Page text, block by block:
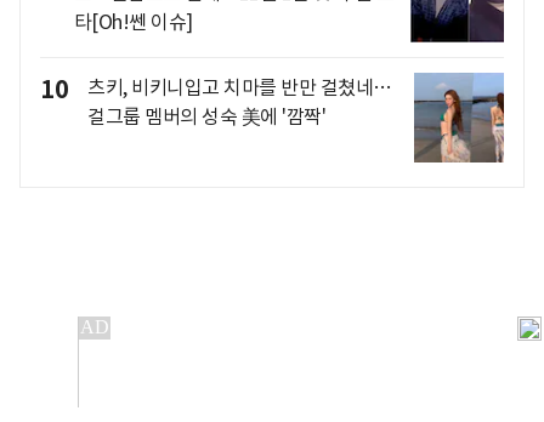
타[Oh!쎈 이슈]
10
츠키, 비키니입고 치마를 반만 걸쳤네…
걸그룹 멤버의 성숙 美에 '깜짝'